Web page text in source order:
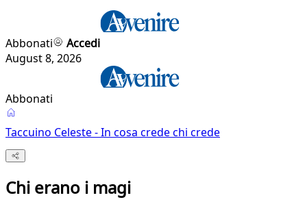
Abbonati
Accedi
August 8, 2026
Abbonati
Taccuino Celeste - In cosa crede chi crede
Chi erano i magi